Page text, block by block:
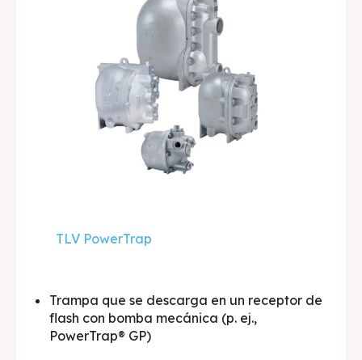
TLV PowerTrap
Trampa que se descarga en un receptor de
flash con bomba mecánica (p. ej.,
PowerTrap® GP)